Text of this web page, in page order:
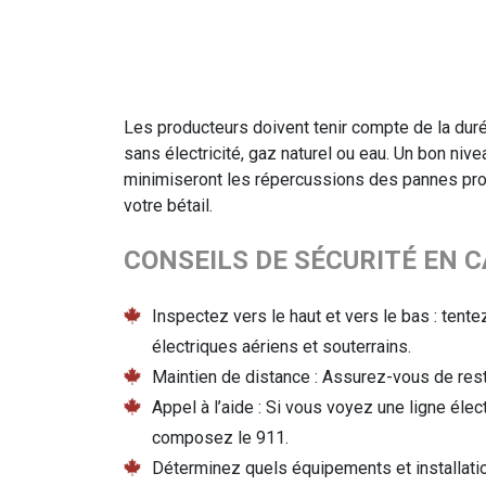
Les producteurs doivent tenir compte de la
sans électricité, gaz naturel ou eau. Un bon
minimiseront les répercussions des pannes
votre bétail.
CONSEILS DE SÉCURITÉ EN
Inspectez vers le haut et vers le bas :
électriques aériens et souterrains.
Maintien de distance : Assurez-vous de
Appel à l’aide : Si vous voyez une ligne
composez le 911.
Déterminez quels équipements et